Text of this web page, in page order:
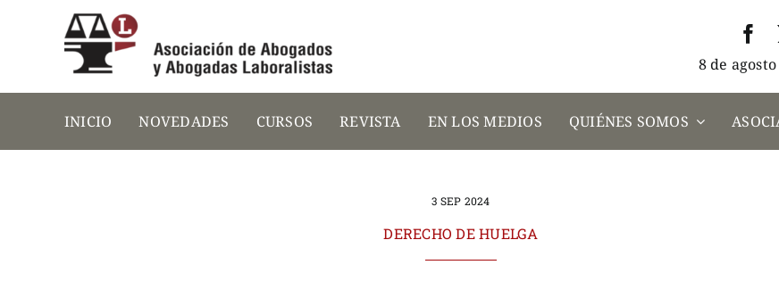
8 de
INICIO NOVEDADES CURSOS REVISTA EN LOS MEDIOS QUIÉNES SOMOS
3 SEP 2024
DERECHO DE HUELGA